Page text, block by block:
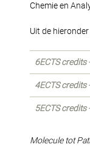
Chemie en
Uit de
6ECTS
4ECTS
5ECTS
Molecule tot